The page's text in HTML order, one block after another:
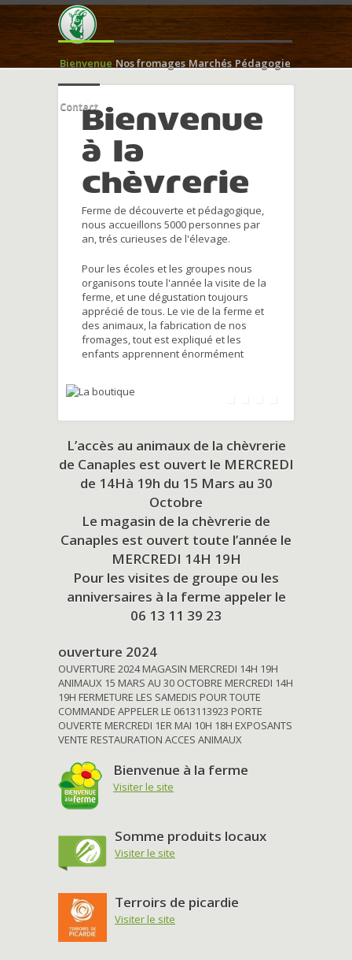
Bienvenue Nos fromages Marchés Pédagogie
ContactBienvenue
à la
chèvrerie
Ferme de découverte et pédagogique,
nous accueillons 5000 personnes par
an, trés curieuses de l'élevage.
Pour les écoles et les groupes nous
organisons toute l'année la visite de la
ferme, et une dégustation toujours
apprécié de tous. Le vie de la ferme et
des animaux, la fabrication de nos
fromages, tout est expliqué et les
enfants apprennent énormément
L’accès au animaux de la chèvrerie
de Canaples est ouvert le MERCREDI
de 14Hà 19h du 15 Mars au 30
Octobre
Le magasin de la chèvrerie de
Canaples est ouvert toute l’année le
MERCREDI 14H 19H
Pour les visites de groupe ou les
anniversaires à la ferme appeler le
06 13 11 39 23
ouverture 2024
OUVERTURE 2024 MAGASIN MERCREDI 14H 19H
ANIMAUX 15 MARS AU 30 OCTOBRE MERCREDI 14H
19H FERMETURE LES SAMEDIS POUR TOUTE
COMMANDE APPELER LE 0613113923 PORTE
OUVERTE MERCREDI 1ER MAI 10H 18H EXPOSANTS
VENTE RESTAURATION ACCES ANIMAUX
Bienvenue à la ferme
Visiter le site
Somme produits locaux
Visiter le site
Terroirs de picardie
Visiter le site